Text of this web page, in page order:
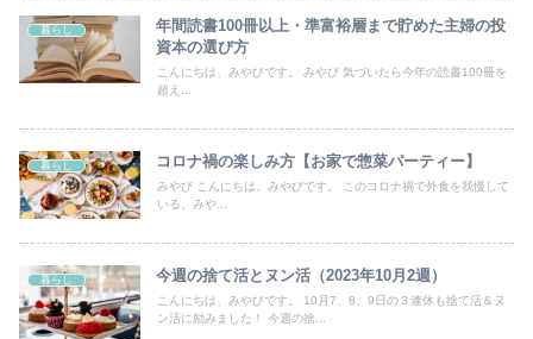
暮らし
年間読書100冊以上・準富裕層まで貯めた主婦の投
資本の選び方
こんにちは、みやびです。 みやび 気づいたら今年の読書100冊を
超え...
暮らし コロナ禍の楽しみ方【お家で惣菜パーティー】
みやび こんにちは、みやびです。 このコロナ禍で外食を我慢して
いる、みや...
暮らし 今週の捨て活とヌン活（2023年10月2週）
こんにちは、みやびです。 10月7、8、9日の３連休も捨て活＆ヌ
ン活に励みました！ 今週の捨...